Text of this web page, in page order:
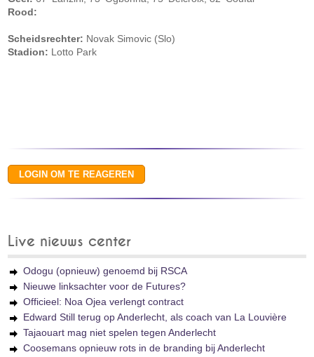
Rood:
Scheidsrechter: Novak Simovic (Slo)
Stadion: Lotto Park
Live nieuws center
Odogu (opnieuw) genoemd bij RSCA
Nieuwe linksachter voor de Futures?
Officieel: Noa Ojea verlengt contract
Edward Still terug op Anderlecht, als coach van La Louvière
Tajaouart mag niet spelen tegen Anderlecht
Coosemans opnieuw rots in de branding bij Anderlecht